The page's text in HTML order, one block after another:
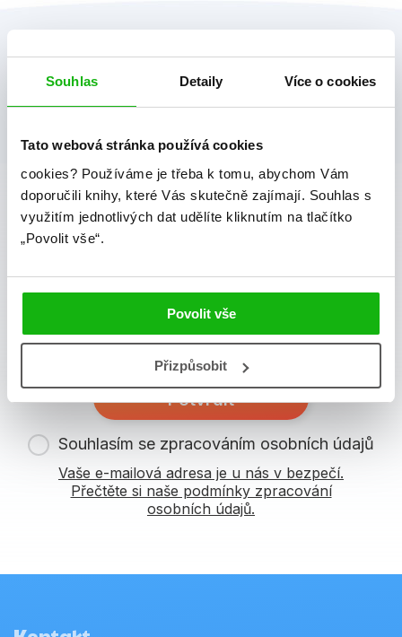
Souhlas Detaily Více o cookies
Tato webová stránka používá cookies
cookies? Používáme je třeba k tomu, abychom Vám
doporučili knihy, které Vás skutečně zajímají. Souhlas s
využitím jednotlivých dat udělíte kliknutím na tlačítko
„Povolit vše“.
Povolit vše
Přizpůsobit
albatros media newsletter
Zajímá Vás, jaké novinky právě vychází a co se děje v
knižním světě? Přihlášením k odběru našich e-
osobních údajů.
Vaše e-mailová adresa
Potvrdit
Souhlasím se zpracováním osobních údajů
Vaše e-mailová adresa je u nás v bezpečí.
Přečtěte si naše podmínky zpracování
osobních údajů.